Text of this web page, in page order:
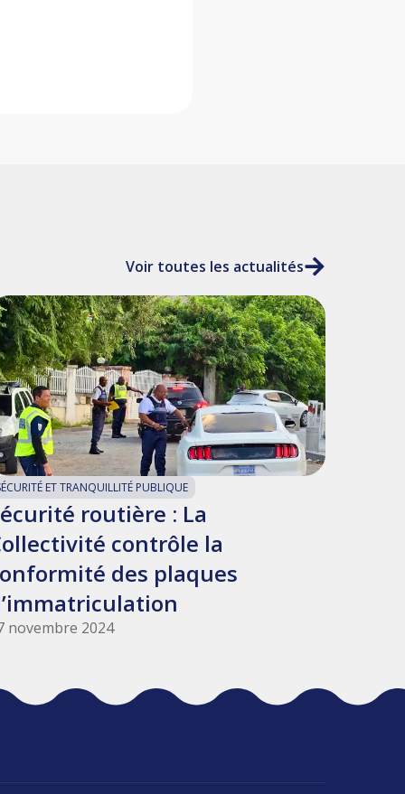
Voir toutes les actualités
ET TRANQUILLITÉ PUBLIQUE
routière : La
contrôle la
des plaques
novembre 2024